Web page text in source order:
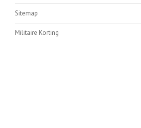
Sitemap
Militaire Korting